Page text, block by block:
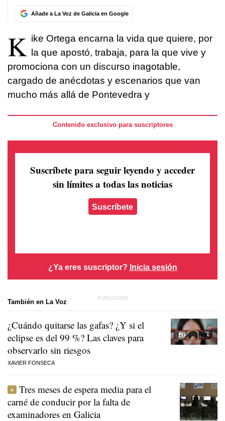
Añade a La Voz de Galicia en Google
K ike Ortega encarna la vida que quiere, por
la que apostó, trabaja, para la que vive y
promociona con un discurso inagotable,
cargado de anécdotas y escenarios que van
mucho más allá de Pontevedra y
Contenido exclusivo para suscriptores
Suscríbete para seguir leyendo y acceder
sin límites a todas las noticias
Suscríbete
¿Ya eres suscriptor? Inicia sesión
También en La Voz
¿Cuándo quitarse las gafas? ¿Y si el
eclipse es del 99 %? Las claves para
observarlo sin riesgos
XAVIER FONSECA
Tres meses de espera media para el
carné de conducir por la falta de
examinadores en Galicia